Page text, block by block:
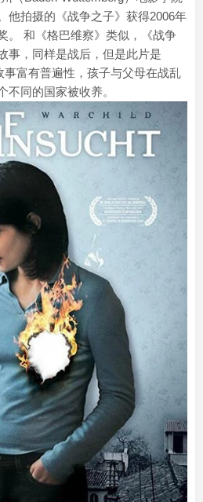
他拍摄的《战争之子》获得2006年
。 和《格巴维察》类似，《战争
事，同样是战后，但是此片是
事富有普遍性，孩子与父母在战乱
不同的国家被收养。